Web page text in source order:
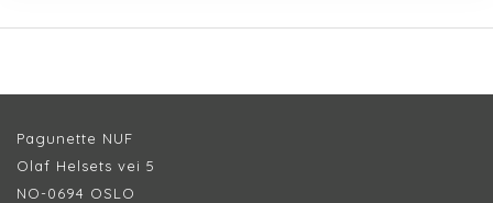
Pagunette NUF
Olaf Helsets vei 5
NO-0694 OSLO